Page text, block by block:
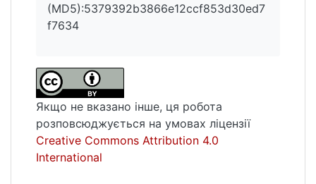
(MD5):5379392b3866e12ccf853d30ed7
f7634
Якщо не вказано інше, ця робота
розповсюджується на умовах ліцензії
Creative Commons Attribution 4.0
International